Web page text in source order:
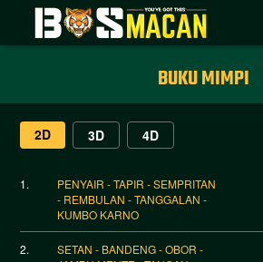
BUKU MIMPI
2D 3D 4D
1.
PENYAIR - TAPIR - SEMPRITAN
- REMBULAN - TANGGALAN -
KUMBO KARNO
2.
SETAN - BANDENG - OBOR -